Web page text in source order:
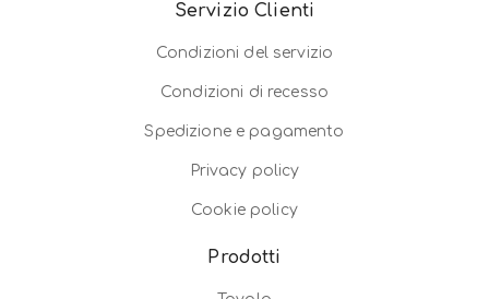
Servizio Clienti
Condizioni del servizio
Condizioni di recesso
Spedizione e pagamento
Privacy policy
Cookie policy
Prodotti